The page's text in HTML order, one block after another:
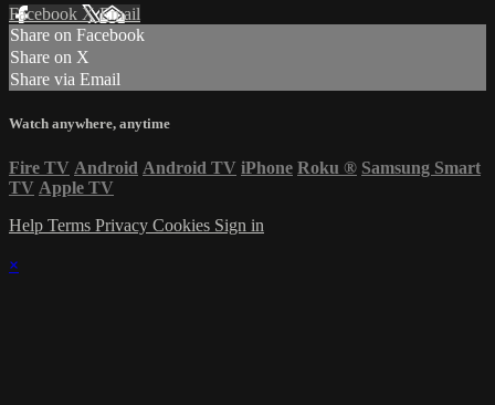
Facebook XEmail
Share on Facebook
Share on X
Share via Email
Watch anywhere, anytime
Fire TV Android Android TV iPhone Roku ® Samsung Smart
TV Apple TV
Help Terms Privacy Cookies Sign in
×